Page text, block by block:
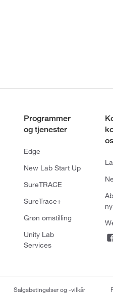
Programmer
og tjenester
Edge
New Lab Start Up
SureTRACE
SureTrace+
Grøn omstilling
Unity Lab
Services
os
Salgsbetingelser og -vilkår